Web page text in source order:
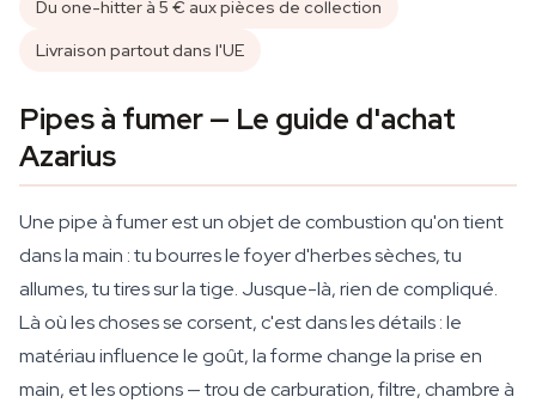
Du one-hitter à 5 € aux pièces de collection
Livraison partout dans l'UE
Pipes à fumer — Le guide d'achat
Azarius
Une pipe à fumer est un objet de combustion qu'on tient
dans la main : tu bourres le foyer d'herbes sèches, tu
allumes, tu tires sur la tige. Jusque-là, rien de compliqué.
Là où les choses se corsent, c'est dans les détails : le
matériau influence le goût, la forme change la prise en
main, et les options — trou de carburation, filtre, chambre à